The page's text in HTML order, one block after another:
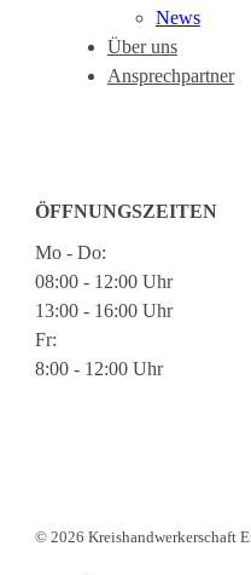
News
Über uns
Ansprechpartner
ÖFFNUNGSZEITEN
Mo - Do:
08:00 - 12:00 Uhr
13:00 - 16:00 Uhr
Fr:
8:00 - 12:00 Uhr
© 2026 Kreishandwerkerschaft